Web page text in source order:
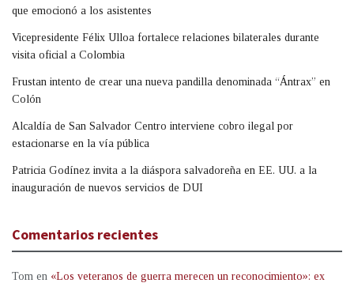
que emocionó a los asistentes
Vicepresidente Félix Ulloa fortalece relaciones bilaterales durante
visita oficial a Colombia
Frustan intento de crear una nueva pandilla denominada “Ántrax” en
Colón
Alcaldía de San Salvador Centro interviene cobro ilegal por
estacionarse en la vía pública
Patricia Godínez invita a la diáspora salvadoreña en EE. UU. a la
inauguración de nuevos servicios de DUI
Comentarios recientes
Tom en «Los veteranos de guerra merecen un reconocimiento»: ex